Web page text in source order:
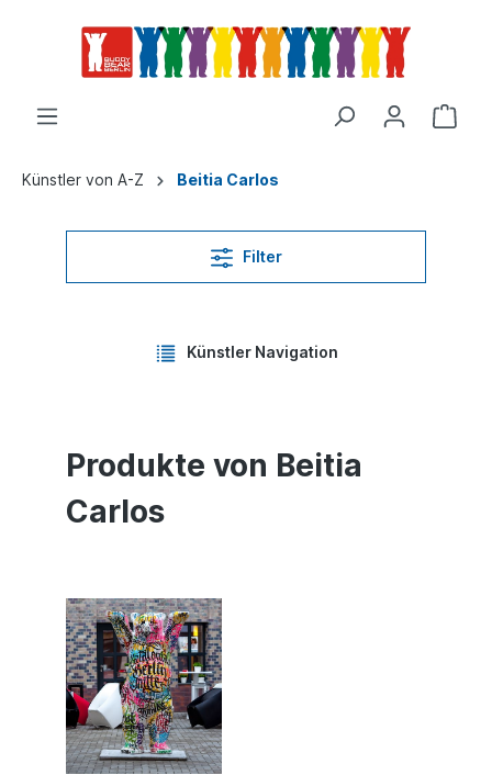
Künstler von A-Z Beitia Carlos
Filter
Künstler Navigation
Produkte von Beitia
Carlos